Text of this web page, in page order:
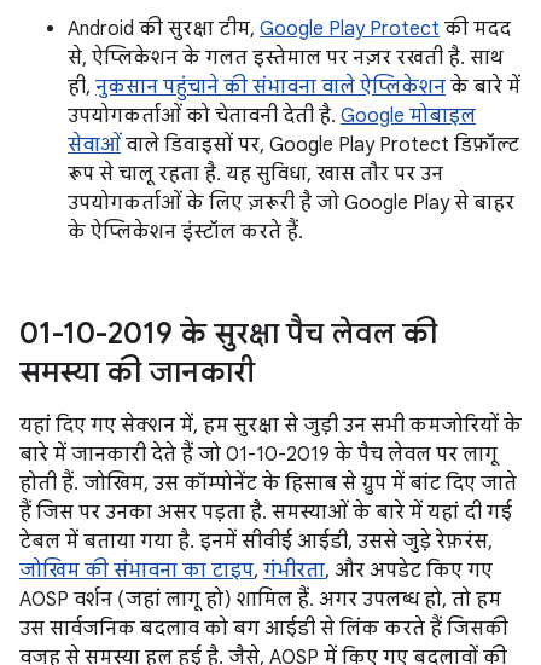
Android की सुरक्षा टीम, Google Play Protect की मदद
से, ऐप्लिकेशन के गलत इस्तेमाल पर नज़र रखती है. साथ
ही, नुकसान पहुंचाने की संभावना वाले ऐप्लिकेशन के बारे में
उपयोगकर्ताओं को चेतावनी देती है. Google मोबाइल
सेवाओं वाले डिवाइसों पर, Google Play Protect डिफ़ॉल्ट
रूप से चालू रहता है. यह सुविधा, खास तौर पर उन
उपयोगकर्ताओं के लिए ज़रूरी है जो Google Play से बाहर
के ऐप्लिकेशन इंस्टॉल करते हैं.
01-10-2019 के सुरक्षा पैच लेवल की
समस्या की जानकारी
यहां दिए गए सेक्शन में, हम सुरक्षा से जुड़ी उन सभी कमजोरियों के
बारे में जानकारी देते हैं जो 01-10-2019 के पैच लेवल पर लागू
होती हैं. जोखिम, उस कॉम्पोनेंट के हिसाब से ग्रुप में बांट दिए जाते
हैं जिस पर उनका असर पड़ता है. समस्याओं के बारे में यहां दी गई
टेबल में बताया गया है. इनमें सीवीई आईडी, उससे जुड़े रेफ़रंस,
जोखिम की संभावना का टाइप, गंभीरता, और अपडेट किए गए
AOSP वर्शन (जहां लागू हो) शामिल हैं. अगर उपलब्ध हो, तो हम
उस सार्वजनिक बदलाव को बग आईडी से लिंक करते हैं जिसकी
वजह से समस्या हल हुई है. जैसे, AOSP में किए गए बदलावों की